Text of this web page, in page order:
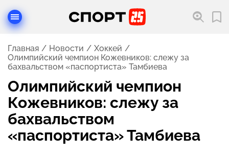
Главная Новости
Хоккей
Олимпийский чемпион Кожевников: слежу за
бахвальством «паспортиста» Тамбиева
Олимпийский чемпион
Кожевников: слежу за
бахвальством
«паспортиста» Тамбиева